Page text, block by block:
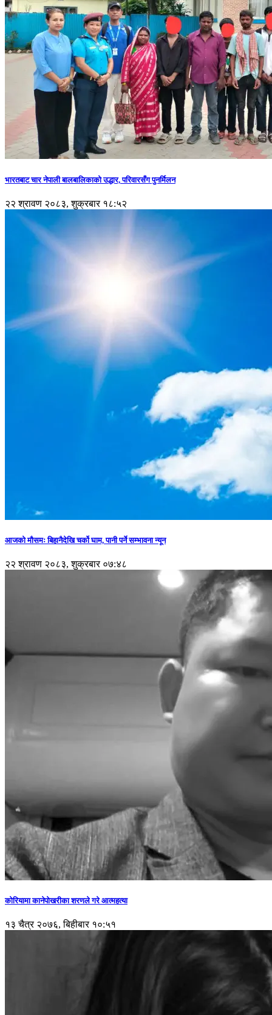
भारतबाट चार नेपाली बालबालिकाको उद्धार, परिवारसँग पुनर्मिलन
२२ श्रावण २०८३, शुक्रबार १८:५२
आजको मौसमः बिहानैदेखि चर्को घाम, पानी पर्ने सम्भावना न्यून
२२ श्रावण २०८३, शुक्रबार ०७:४८
कोरियामा कानेपोखरीका शरणले गरे आत्महत्या
१३ चैत्र २०७६, बिहीबार १०:५१